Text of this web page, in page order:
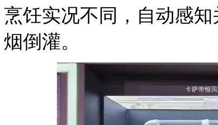
烹饪实况不同，自动感
烟倒灌。